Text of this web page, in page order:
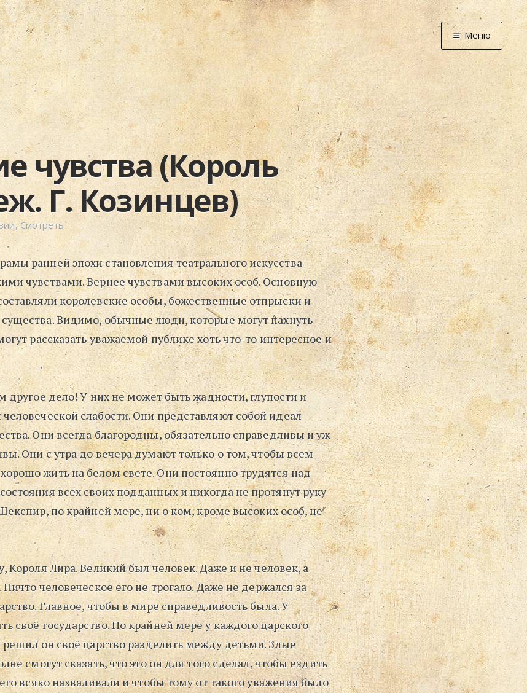
Главная
Новости
Графоманство
* Автотекст
*
* Хронограф
Арт-Рецензии
* Слушать
* Смотреть
* Читать
* По жизни
Блог
⋅
Поиск
Меню
чувства (Король
Г. Козинцев)
,Смотреть
ранней эпохи становления театрального искусства
чувствами. Вернее чувствами высоких особ. Основную
королевские особы, божественные отпрыски и
Видимо, обычные люди, которые могут пахнуть
рассказать уважаемой публике хоть что-то интересное и
другое дело! У них не может быть жадности, глупости и
слабости. Они представляют собой идеал
Они всегда благородны, обязательно справедливы и уж
Они с утра до вечера думают только о том, чтобы всем
жить на белом свете. Они постоянно трудятся над
всех своих подданных и никогда не протянут руку
по крайней мере, ни о ком, кроме высоких особ, не
Короля Лира. Великий был человек. Даже и не человек, а
Ничто человеческое его не трогало. Даже не держался за
Главное, чтобы в мире справедливость была. У
своё государство. По крайней мере у каждого царского
он своё царство разделить между детьми. Злые
смогут сказать, что это он для того сделал, чтобы ездить
всяко нахваливали и чтобы тому от такого уважения было